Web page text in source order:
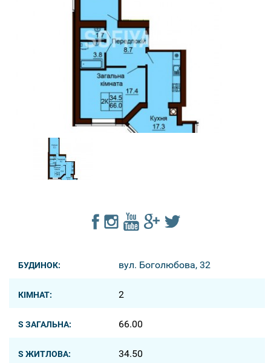
БУДИНОК: вул. Боголюбова, 32
КІМНАТ: 2
S ЗАГАЛЬНА: 66.00
S ЖИТЛОВА: 34.50